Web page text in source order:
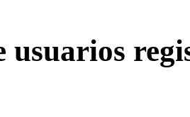
usuarios